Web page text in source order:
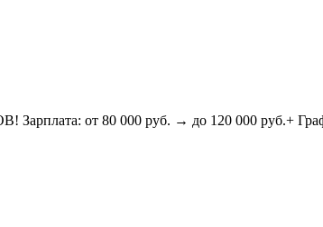
от 80 000 руб. → до 120 000 руб.+